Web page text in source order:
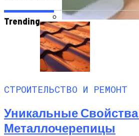
Ультразвуковая
Процедуре
Trending
СТРОИТЕЛЬСТВО И РЕМОНТ
Уникальные Свойства
Металлочерепицы